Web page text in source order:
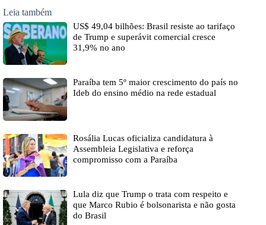
Leia também
US$ 49,04 bilhões: Brasil resiste ao tarifaço
de Trump e superávit comercial cresce
31,9% no ano
Paraíba tem 5º maior crescimento do país no
Ideb do ensino médio na rede estadual
Rosália Lucas oficializa candidatura à
Assembleia Legislativa e reforça
compromisso com a Paraíba
Lula diz que Trump o trata com respeito e
que Marco Rubio é bolsonarista e não gosta
do Brasil